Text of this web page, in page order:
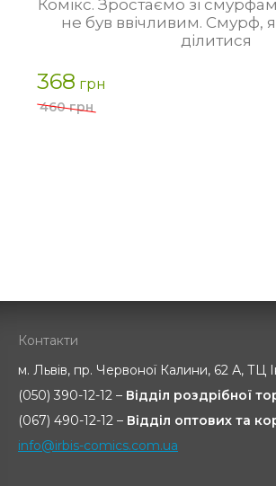
Комікс. Зростаємо зі
не був ввічливим. Смурф,
ділитися
368 грн
460 грн
Контакти
м. Львів, пр. Червоної Калини, 62 А, ТЦ
(050) 390-12-12 – Відділ роздрібної
(067) 490-12-12 – Відділ оптових та
info@irbis-comics.com.ua